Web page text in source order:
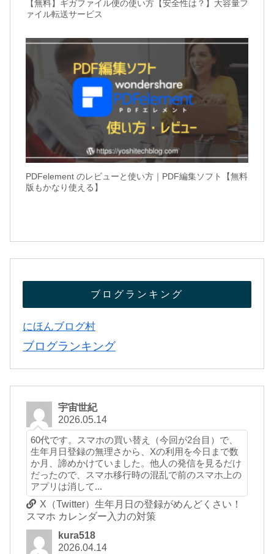
【無料】ギガファイル便の使い方【安全性は？】大容量フ
ァイル転送サービス
PDFelement のレビューと使い方｜PDF編集ソフト【無料
版もかなり使える】
ブログランキング
にほんブログ村
ブログランキング
宇宙世紀
2026.05.14
60代です。スマホの買い替え（今回が2台目）で、
生年月日登録の無理さから、Xの利用を今日まで数
か月、諦めかけていました。他人の発信を見るだけ
だったので、スマホ移行時の混乱で前のスマホ上の
アプリは消して...
X（Twitter）生年月日の登録がめんどくさい！
スマホ カレンダー入力の対策
kura518
2026.04.14